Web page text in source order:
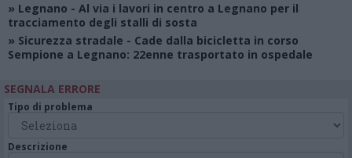
» Legnano - Al via i lavori in centro a Legnano per il
tracciamento degli stalli di sosta
» Sicurezza stradale - Cade dalla bicicletta in corso
Sempione a Legnano: 22enne trasportato in ospedale
SEGNALA ERRORE
Tipo di problema
Descrizione